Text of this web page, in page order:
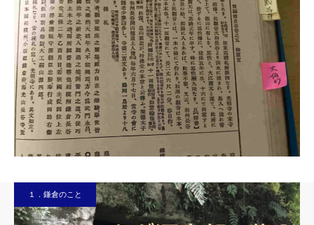
１．鎌倉のこと